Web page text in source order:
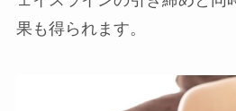
果も得られます。